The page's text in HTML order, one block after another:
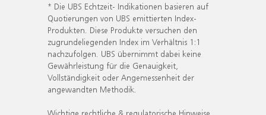
* Die UBS Echtzeit- Indikationen basieren auf
Quotierungen von UBS emittierten Index-
Produkten. Diese Produkte versuchen den
zugrundeliegenden Index im Verhältnis 1:1
nachzufolgen. UBS übernimmt dabei keine
Gewährleistung für die Genauigkeit,
Vollständigkeit oder Angemessenheit der
angewandten Methodik.